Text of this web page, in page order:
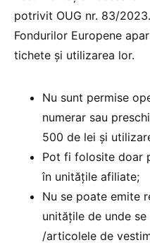
potrivit OUG nr. 83/
Fondurilor Europene
tichete și utilizarea lor.
Nu sunt permise
numerar sau
500 de lei și
Pot fi folosite doar
în unitățile afiliate;
Nu se poate emite
unitățile de unde
/articolele de